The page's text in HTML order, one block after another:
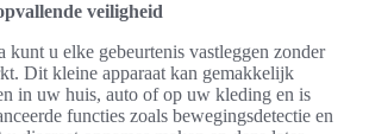
veiligheid
kunt u elke gebeurtenis vastleggen zonder
Dit kleine apparaat kan gemakkelijk
in uw huis, auto of op uw kleding en is
functies zoals bewegingsdetectie en